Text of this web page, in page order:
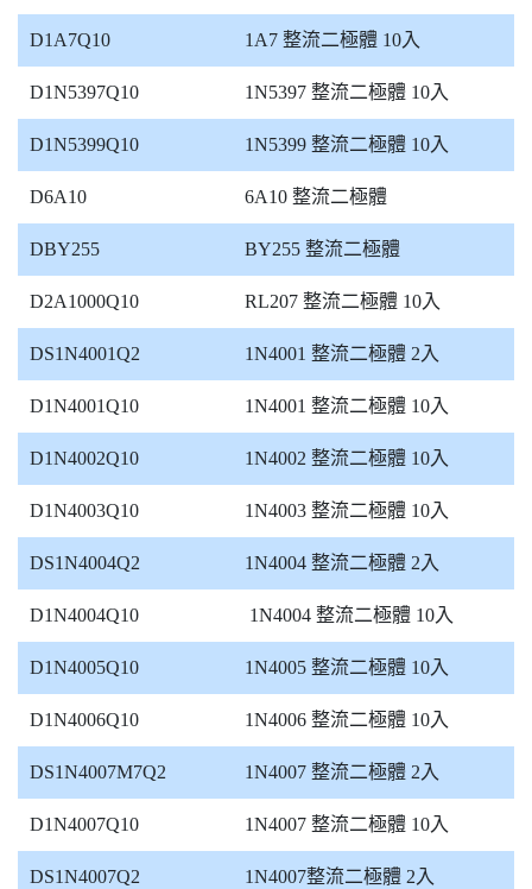
D1A7Q10 1A7 整流二極體 10入
D1N5397Q10 1N5397 整流二極體 10入
D1N5399Q10 1N5399 整流二極體 10入
D6A10 6A10 整流二極體
DBY255 BY255 整流二極體
D2A1000Q10 RL207 整流二極體 10入
DS1N4001Q2 1N4001 整流二極體 2入
D1N4001Q10 1N4001 整流二極體 10入
D1N4002Q10 1N4002 整流二極體 10入
D1N4003Q10 1N4003 整流二極體 10入
DS1N4004Q2 1N4004 整流二極體 2入
D1N4004Q10 1N4004 整流二極體 10入
D1N4005Q10 1N4005 整流二極體 10入
D1N4006Q10 1N4006 整流二極體 10入
DS1N4007M7Q2 1N4007 整流二極體 2入
D1N4007Q10 1N4007 整流二極體 10入
DS1N4007Q2 1N4007整流二極體 2入